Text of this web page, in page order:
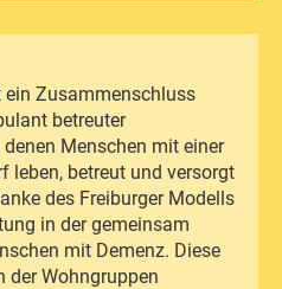
ein Zusammenschluss
betreuter
Menschen mit einer
leben, betreut und versorgt
des Freiburger Modells
in der gemeinsam
mit Demenz. Diese
der Wohngruppen